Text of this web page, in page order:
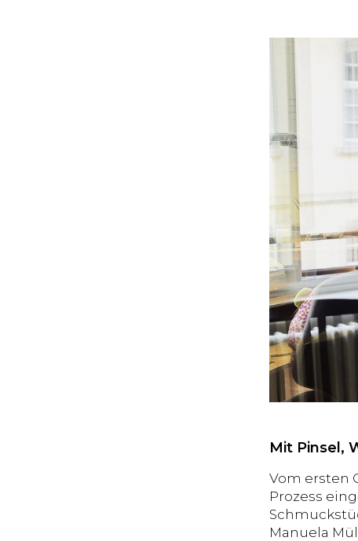
Mit Pinsel,
Vom ersten
Prozess
Manuela